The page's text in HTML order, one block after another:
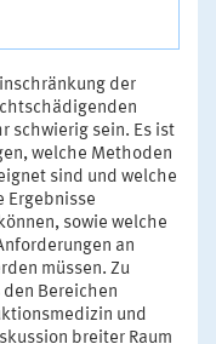
der
schwierig sein. Es ist
welche Methoden
sind und welche
Ergebnisse
sowie welche
an
müssen. Zu
den Bereichen
und
breiter Raum